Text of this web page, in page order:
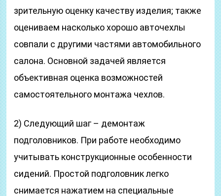
зрительную оценку качеству изделия; также
оцениваем насколько хорошо авточехлы
совпали с другими частями автомобильного
салона. Основной задачей является
объективная оценка возможностей
самостоятельного монтажа чехлов.
2) Следующий шаг – демонтаж
подголовников. При работе необходимо
учитывать конструкционные особенности
сидений. Простой подголовник легко
снимается нажатием на специальные